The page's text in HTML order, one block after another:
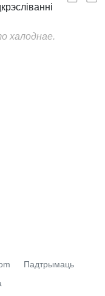
халоднае.
Падтрымаць